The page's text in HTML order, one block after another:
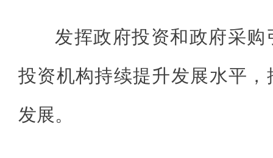
发挥政府投资和政府采购
投资机构持续提升发展水平
发展。